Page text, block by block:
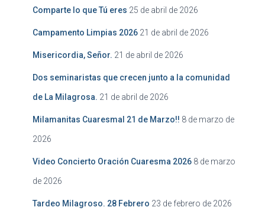
Comparte lo que Tú eres 25 de abril de 2026
Campamento Limpias 2026 21 de abril de 2026
Misericordia, Señor. 21 de abril de 2026
Dos seminaristas que crecen junto a la comunidad
de La Milagrosa. 21 de abril de 2026
Milamanitas Cuaresmal 21 de Marzo!! 8 de marzo de
2026
Video Concierto Oración Cuaresma 2026 8 de marzo
de 2026
Tardeo Milagroso. 28 Febrero 23 de febrero de 2026